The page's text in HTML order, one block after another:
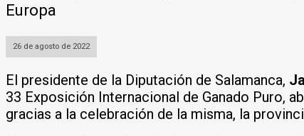
Europa
26 de agosto de 2022
El presidente de la Diputación de Salamanca,
33 Exposición Internacional de Ganado Puro,
gracias a la celebración de la misma, la